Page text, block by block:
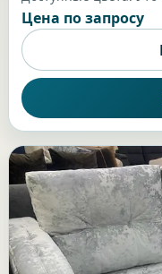
Цена по запросу